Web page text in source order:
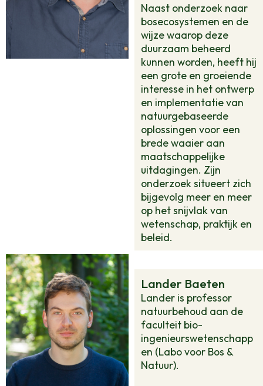
Naast onderzoek naar
bosecosystemen en de
wijze waarop deze
duurzaam beheerd
kunnen worden, heeft hij
een grote en groeiende
interesse in het ontwerp
en implementatie van
natuurgebaseerde
oplossingen voor een
brede waaier aan
maatschappelijke
uitdagingen. Zijn
onderzoek situeert zich
bijgevolg meer en meer
op het snijvlak van
wetenschap, praktijk en
beleid.
Lander Baeten
Lander is professor
natuurbehoud aan de
faculteit bio-
ingenieurswetenschapp
en (Labo voor Bos &
Natuur).